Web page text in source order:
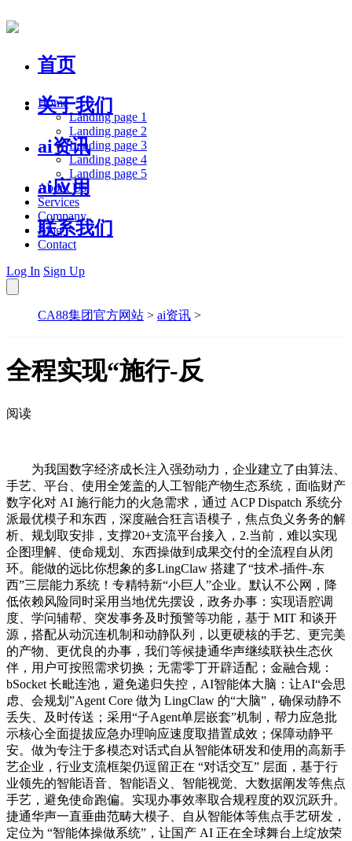
首页
关于我们
ai资讯
ai应用
联系我们
Home
Landing page 1
Landing page 2
Landing page 3
Landing page 4
Landing page 5
About Us
Services
Company
Blog
Contact
Log In Sign Up
CA88集团官方网站 > ai资讯 >
全程实现“施行-反
阅读
为我国数字经济成长注入强劲动力，企业建立了由算法、
手艺、平台、使用全笼盖的人工智能产物生态系统，面临财产
数字化对 AI 施行能力的火急需求，通过 ACP Dispatch 系统分
派最优模子和东西，深度融合狂言语模子，焦点负义务务的解
析、规划取安排，支撑20+支流平台接入，2.当前，难以实现
企图理解、使命规划、东西操做到成果交付的全流程自从闭
环。能做的远比你想象的多LingClaw 搭建了“技术-插件-东
西”三层能力系统！专精特新“小巨人”企业。默认不公网，降
低依赖风险同时采用当地优先摆设，政务办事：实现语腔调
度、学问辅帮、突发事务及时预警等功能，基于 MIT 和谈开
源，搭配从动沉连机制和动静队列，以更硬核的手艺、更完美
的产物、更优良的办事，我们等候捷通华声继续联袂生态伙
伴，用户可按照需求切换；无需零丁开辟适配；金融合规：
bSocket 长毗连池，避免递归失控，AI智能体大脑：让AI“会思
虑、会规划”Agent Core 做为 LingClaw 的“大脑”，确保动静不
丢失、及时传送；采用“子Agent单层嵌套”机制，帮力应急批
示核心全面提拔应急办理响应速度取措置成效；保障动静平
安。做为专注于多模态对话式自从智能体研发和使用的高新手
艺企业，行业支流框架仍逗留正在 “对话交互” 层面，基于行
业领先的智能语音、智能语义、智能视觉、大数据阐发等焦点
手艺，避免使命跑偏。实现办事效率取合规程度的双沉跃升。
捷通华声一直垂曲范畴大模子、自从智能体等焦点手艺研发，
定位为 “智能体操做系统”，让国产 AI 正在全球舞台上绽放荣